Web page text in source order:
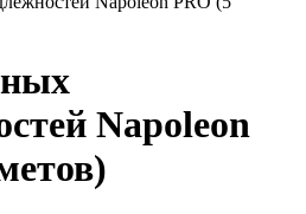
Napoleon